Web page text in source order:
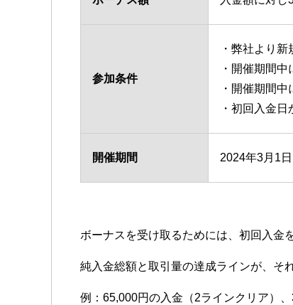
参加条件
・弊社より
・開催期間
・開催期間中
・初回入金
開催期間 2024年3月1
ボーナスを受け取るためには、初回入金
純入金総額と取引量の達成ラインが、そ
例：65,000円の入金（2ラインクリア）